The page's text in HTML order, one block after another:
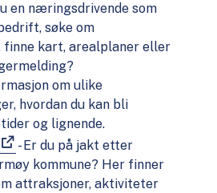
en næringsdrivende som
søke om
finne kart, arealplaner eller
om ulike
hvordan du kan bli
og lignende.
- Er du på jakt etter
kommune? Her finner
attraksjoner, aktiviteter